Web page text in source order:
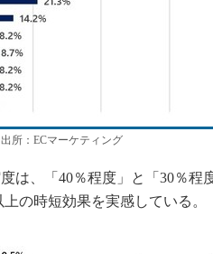
所：ECマーケティング
、「40％程度」と「30％程
の時短効果を実感している。